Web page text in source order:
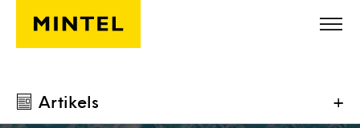
Skip to main content
Artikels +